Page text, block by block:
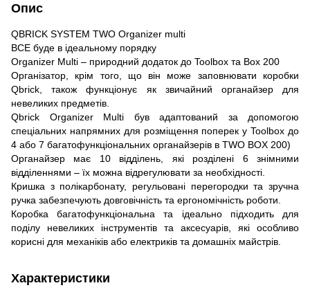
Опис
QBRICK SYSTEM TWO Organizer multi
ВСЕ буде в ідеальному порядку
Organizer Multi – природний додаток до Toolbox та Box 200
Організатор, крім того, що він може заповнювати коробки
Qbrick, також функціонує як звичайний органайзер для
невеликих предметів.
Qbrick Organizer Multi був адаптований за допомогою
спеціальних напрямних для розміщення поперек у Toolbox до
4 або 7 багатофункціональних органайзерів в TWO BOX 200)
Органайзер має 10 відділень, які розділені 6 знімними
відділеннями – їх можна відрегулювати за необхідності.
Кришка з полікарбонату, регульовані перегородки та зручна
ручка забезпечують довговічність та ергономічність роботи.
Коробка багатофункціональна та ідеально підходить для
поділу невеликих інструментів та аксесуарів, які особливо
корисні для механіків або електриків та домашніх майстрів.
Характеристики